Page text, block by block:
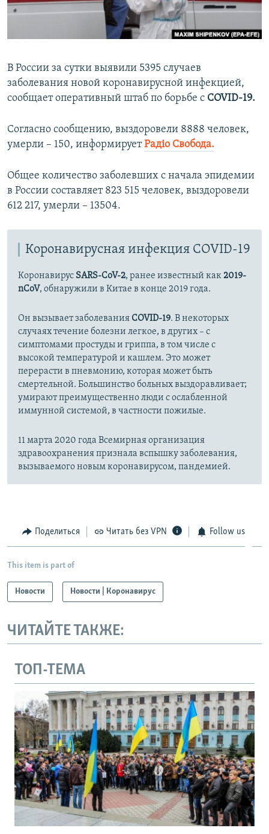
ПОБЕДИТЕЛЕЙ НЕ СУДЯТ?
УКРАИНСКАЯ ПРОБЛЕМА КРЫМА
ПРИСОЕДИНЯЙТЕСЬ!
Все сайты RFE/RL
В России за сутки выявили 5395 случаев
заболевания новой коронавирусной инфекцией,
сообщает оперативный штаб по борьбе с COVID-19.
Согласно сообщению, выздоровели 8888 человек,
умерли – 150, информируетРадіо Свобода.
Общее количество заболевших с начала эпидемии
в России составляет 823 515 человек, выздоровели
612 217, умерли – 13504.
Коронавирусная инфекция COVID-19
Коронавирус SARS-CoV-2, ранее известный как2019-
nCoV, обнаружили в Китае в конце 2019 года.
Он вызывает заболеванияCOVID-19. В некоторых
случаях течение болезни легкое, в других – с
симптомами простуды и гриппа, в том числе с
высокой температурой и кашлем. Это может
перерасти в пневмонию, которая может быть
смертельной. Большинство больных выздоравливает;
умирают преимущественно люди с ослабленной
иммунной системой, в частности пожилые.
11 марта 2020 года Всемирная организация
здравоохранения признала вспышку заболевания,
вызываемого новым коронавирусом, пандемией.
Поделиться Читать без VPN Follow us
This item is part of
Новости Новости | Коронавирус
ЧИТАЙТЕ ТАКЖЕ:
ТОП-ТЕМА